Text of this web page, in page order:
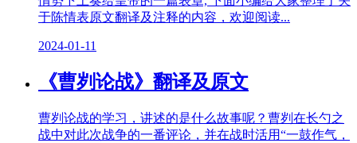
于陈情表原文翻译及注释的内容，欢迎阅读...
2024-01-11
《曹刿论战》翻译及原文
曹刿论战的学习，讲述的是什么故事呢？曹刿在长勺之
战中对此次战争的一番评论，并在战时活用“一鼓作气，